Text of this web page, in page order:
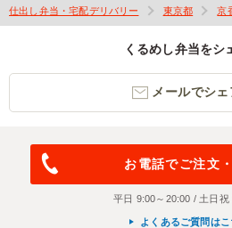
仕出し弁当・宅配デリバリー 東京都 京
くるめし弁当をシ
メールでシェ
お電話でご注文
平日 9:00～20:00 / 土日祝
よくあるご質問は